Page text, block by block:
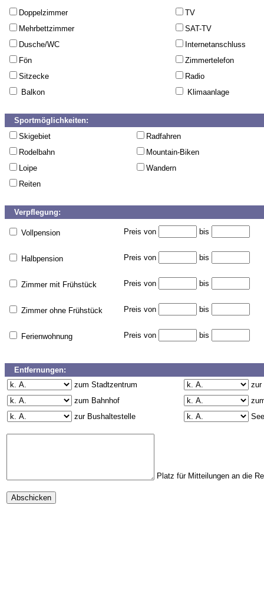
Doppelzimmer
TV
Mehrbettzimmer
SAT-TV
Dusche/WC
Internetanschluss
Fön
Zimmertelefon
Sitzecke
Radio
Balkon
Klimaanlage
Sportmöglichkeiten:
Skigebiet
Radfahren
Rodelbahn
Mountain-Biken
Loipe
Wandern
Reiten
Verpflegung:
Vollpension Preis von bis
Halbpension Preis von bis
Zimmer mit Frühstück Preis von bis
Zimmer ohne Frühstück Preis von bis
Ferienwohnung Preis von bis
Entfernungen:
zum Stadtzentrum
zur
zum Bahnhof
zur Bushaltestelle
See
Platz für Mitteilungen an die